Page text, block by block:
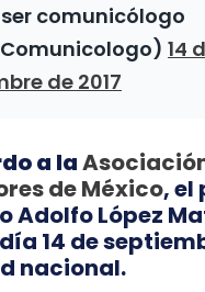
comunicólogo
14
de 2017
a la
de México, el
Adolfo López
14 de
nacional.